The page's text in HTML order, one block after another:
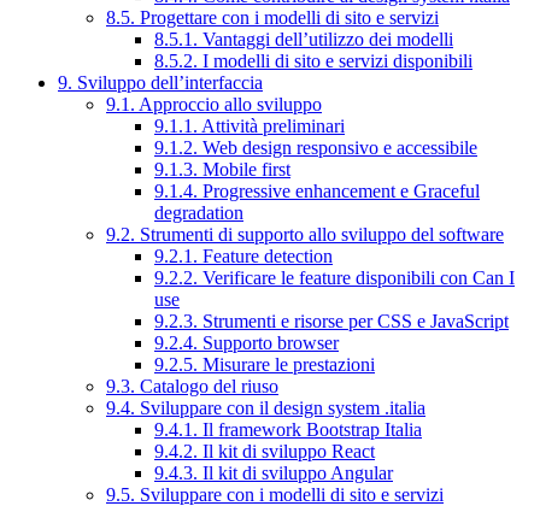
8.5. Progettare con i modelli di sito e servizi
8.5.1. Vantaggi dell’utilizzo dei modelli
8.5.2. I modelli di sito e servizi disponibili
9. Sviluppo dell’interfaccia
9.1. Approccio allo sviluppo
9.1.1. Attività preliminari
9.1.2. Web design responsivo e accessibile
9.1.3. Mobile first
9.1.4. Progressive enhancement e Graceful
degradation
9.2. Strumenti di supporto allo sviluppo del software
9.2.1. Feature detection
9.2.2. Verificare le feature disponibili con Can I
use
9.2.3. Strumenti e risorse per CSS e JavaScript
9.2.4. Supporto browser
9.2.5. Misurare le prestazioni
9.3. Catalogo del riuso
9.4. Sviluppare con il design system .italia
9.4.1. Il framework Bootstrap Italia
9.4.2. Il kit di sviluppo React
9.4.3. Il kit di sviluppo Angular
9.5. Sviluppare con i modelli di sito e servizi